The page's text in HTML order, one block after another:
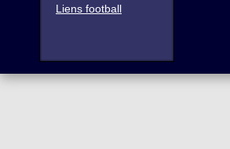
Liens football